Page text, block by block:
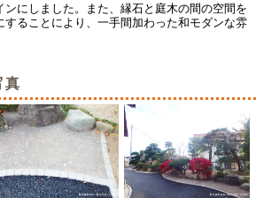
にしました。
また、縁石と庭木の間の空間を
することにより、一手間加わった和モダンな雰
真